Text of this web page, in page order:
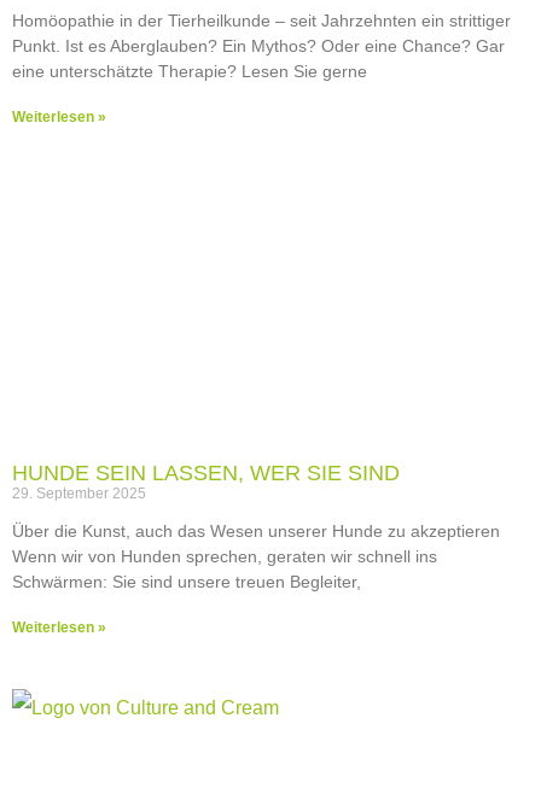
Homöopathie in der Tierheilkunde – seit Jahrzehnten ein strittiger
Punkt. Ist es Aberglauben? Ein Mythos? Oder eine Chance? Gar
eine unterschätzte Therapie? Lesen Sie gerne
Weiterlesen »
HUNDE SEIN LASSEN, WER SIE SIND
29. September 2025
Über die Kunst, auch das Wesen unserer Hunde zu akzeptieren
Wenn wir von Hunden sprechen, geraten wir schnell ins
Schwärmen: Sie sind unsere treuen Begleiter,
Weiterlesen »